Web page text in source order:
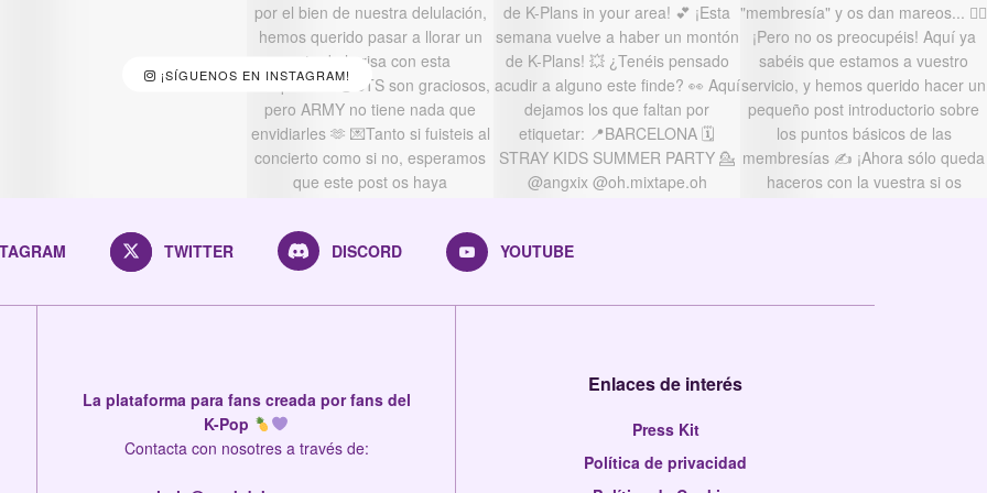
¡SÍGUENOS EN INSTAGRAM!
TWITTER DISCORD YOUTUBE
La plataforma para fans creada por fans del
K-Pop
Contacta con nosotres a través de:
Enlaces de interés
Press Kit
Política de privacidad